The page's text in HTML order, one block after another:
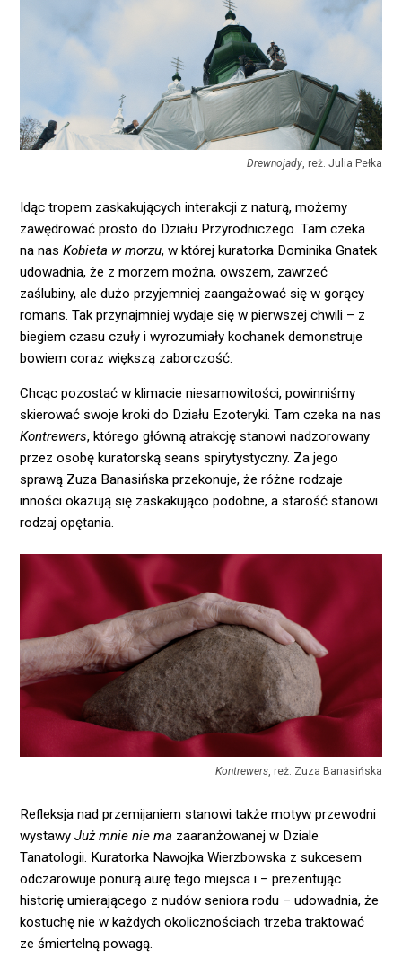
Drewnojady, reż. Julia Pełka
Idąc tropem zaskakujących interakcji z naturą, możemy
zawędrować prosto do Działu Przyrodniczego. Tam czeka
na nasKobieta w morzu, w której kuratorka Dominika Gnatek
udowadnia, że z morzem można, owszem, zawrzeć
zaślubiny, ale dużo przyjemniej zaangażować się w gorący
romans. Tak przynajmniej wydaje się w pierwszej chwili – z
biegiem czasu czuły i wyrozumiały kochanek demonstruje
bowiem coraz większą zaborczość.
Chcąc pozostać w klimacie niesamowitości, powinniśmy
skierować swoje kroki do Działu Ezoteryki. Tam czeka na nas
Kontrewers, którego główną atrakcję stanowi nadzorowany
przez osobę kuratorską seans spirytystyczny. Za jego
sprawą Zuza Banasińska przekonuje, że różne rodzaje
inności okazują się zaskakująco podobne, a starość stanowi
rodzaj opętania.
Kontrewers, reż. Zuza Banasińska
Refleksja nad przemijaniem stanowi także motyw przewodni
wystawyJuż mnie nie ma zaaranżowanej w Dziale
Tanatologii. Kuratorka Nawojka Wierzbowska z sukcesem
odczarowuje ponurą aurę tego miejsca i – prezentując
historię umierającego z nudów seniora rodu – udowadnia, że
kostuchę nie w każdych okolicznościach trzeba traktować
ze śmiertelną powagą.